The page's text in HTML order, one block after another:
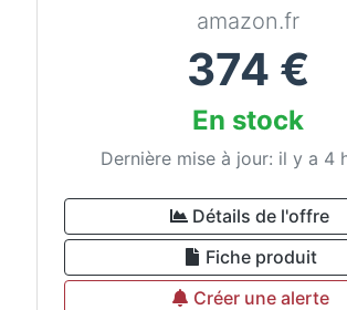
amazon.fr
374 €
En stock
Dernière mise à jour: il y a 4
Détails de l'offre
Fiche produit
Créer une alerte